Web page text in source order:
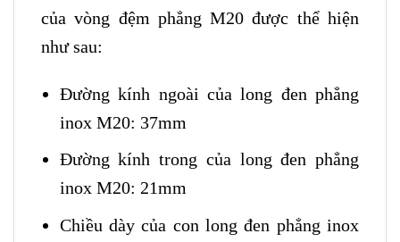
của vòng đệm phẳng M20 được thể hiện
như sau:
Đường kính ngoài của long đen phẳng
inox M20: 37mm
Đường kính trong của long đen phẳng
inox M20: 21mm
Chiều dày của con long đen phẳng inox